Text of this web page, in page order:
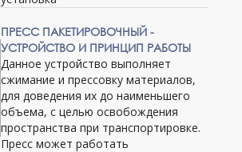
ПРЕСС ПАКЕТИРОВОЧНЫЙ -
УСТРОЙСТВО И ПРИНЦИП РАБОТЫ
Данное устройство выполняет
сжимание и прессовку материалов,
для доведения их до наименьшего
объема, с целью освобождения
пространства при транспортировке.
Пресс может работать